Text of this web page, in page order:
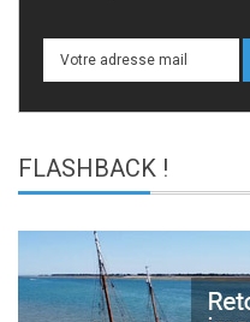
FLASHBACK !